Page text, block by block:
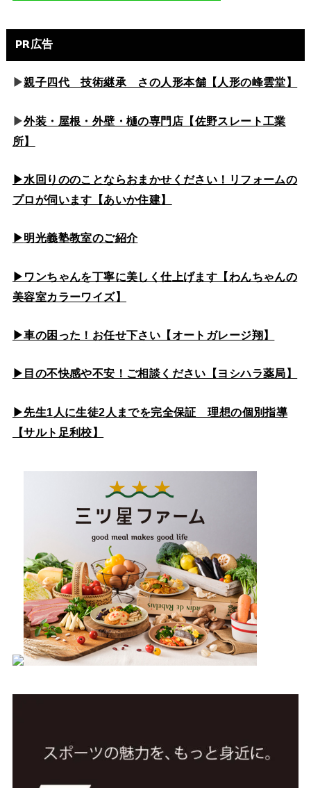
PR広告
▶親子四代 技術継承 さの人形本舗【人形の峰雲堂】
▶外装・屋根・外壁・樋の専門店【佐野スレート工業
所】
▶水回りののことならおまかせください！リフォームの
プロが伺います【あいか住建】
▶明光義塾教室のご紹介
▶ワンちゃんを丁寧に美しく仕上げます【わんちゃんの
美容室カラーワイズ】
▶車の困った！お任せ下さい【オートガレージ翔】
▶目の不快感や不安！ご相談ください【ヨシハラ薬局】
▶先生1人に生徒2人までを完全保証 理想の個別指導
【サルト足利校】